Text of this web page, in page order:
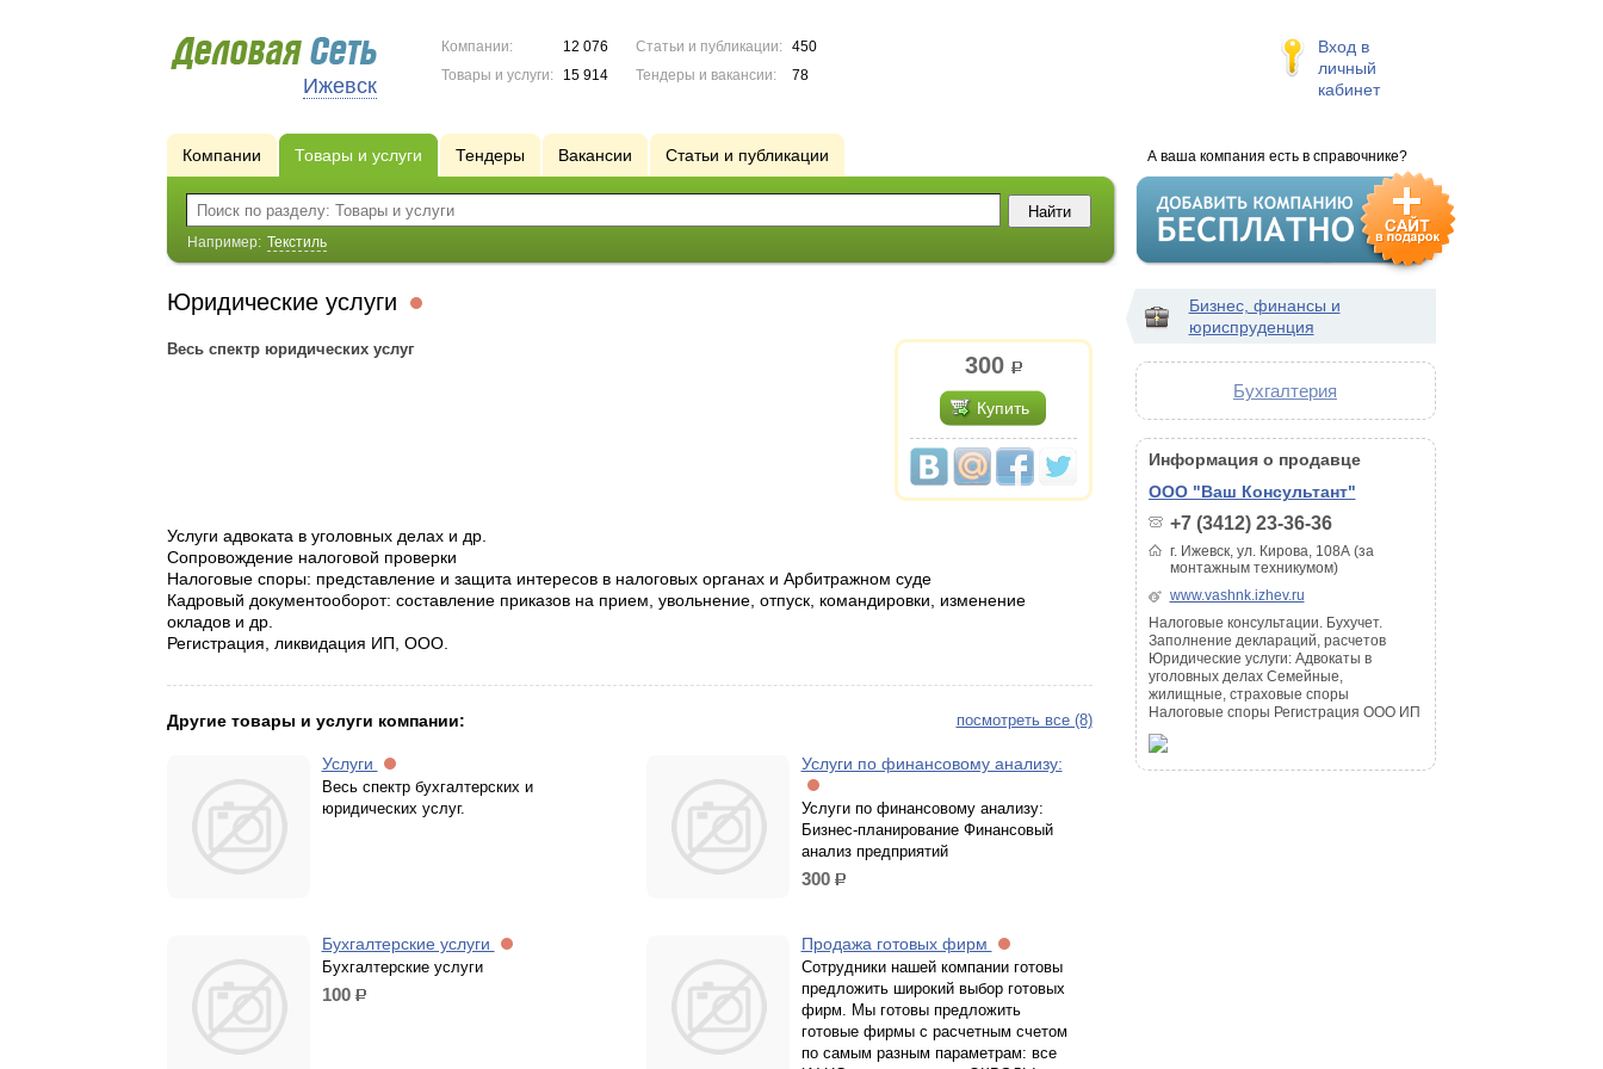
Ижевск
Компании:
12 076
Товары и услуги:
15 914
Статьи и публикации:
450
Тендеры и вакансии:
78
Вход в
личный
кабинет
А ваша компания есть в справочнике?
Компании Товары и услуги Тендеры Вакансии Статьи и публикации
Например: Текстиль
Юридические услуги
300 р.
Купить
Весь спектр юридических услуг
Услуги адвоката в уголовных делах и др.
Сопровождение налоговой проверки
Налоговые споры: представление и защита интересов в налоговых органах и Арбитражном суде
Кадровый документооборот: составление приказов на прием, увольнение, отпуск, командировки, изменение
окладов и др.
Регистрация, ликвидация ИП, ООО.
посмотреть все (8)
Другие товары и услуги компании:
Услуги
Весь спектр бухгалтерских и
юридических услуг.
Услуги по финансовому анализу:
Услуги по финансовому анализу:
Бизнес-планирование Финансовый
анализ предприятий
300 р.
Бухгалтерские услуги
Бухгалтерские услуги
100 р.
Продажа готовых фирм
Сотрудники нашей компании готовы
предложить широкий выбор готовых
фирм. Мы готовы предложить
готовые фирмы с расчетным счетом
по самым разным параметрам: все
Бизнес, финансы и
юриспруденция
Бухгалтерия
Информация о продавце
ООО "Ваш Консультант"
+7 (3412) 23-36-36
г. Ижевск, ул. Кирова, 108А (за
монтажным техникумом)
www.vashnk.izhev.ru
Налоговые консультации. Бухучет.
Заполнение деклараций, расчетов
Юридические услуги: Адвокаты в
уголовных делах Семейные,
жилищные, страховые споры
Налоговые споры Регистрация ООО ИП